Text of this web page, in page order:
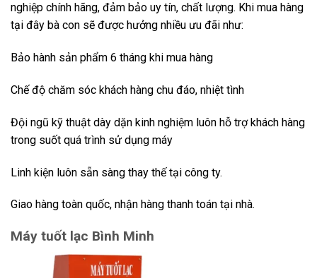
nghiệp chính hãng, đảm bảo uy tín, chất lượng. Khi mua hàng
tại đây bà con sẽ được hưởng nhiều ưu đãi như:
Bảo hành sản phẩm 6 tháng khi mua hàng
Chế độ chăm sóc khách hàng chu đáo, nhiệt tình
Đội ngũ kỹ thuật dày dặn kinh nghiệm luôn hỗ trợ khách hàng
trong suốt quá trình sử dụng máy
Linh kiện luôn sẵn sàng thay thế tại công ty.
Giao hàng toàn quốc, nhận hàng thanh toán tại nhà.
Máy tuốt lạc Bình Minh